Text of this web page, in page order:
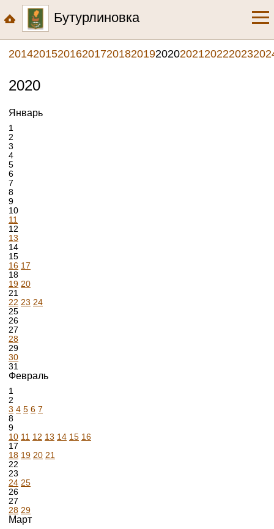
Бутурлиновка
2014201520162017201820192020202120222023
2020
Январь
1
2
3
4
5
6
7
8
9
10
11
12
13
14
15
16 17
18
19 20
21
22 23 24
25
26
27
28
29
30
31
Февраль
1
2
3 4 5 6 7
8
9
10 11 12 13 14 15 16
17
18 19 20 21
22
23
24 25
26
27
28 29
Март